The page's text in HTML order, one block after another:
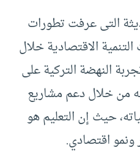
التى عرفت تطورات
الاقتصادية خلال
النهضة التركية على
من خلال دعم مشاريع
حيث إن التعليم هو
ونمو اقتصادي.